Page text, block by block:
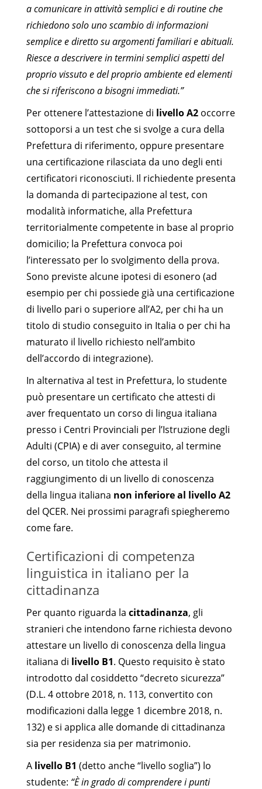
a comunicare in attività semplici e di routine che
richiedono solo uno scambio di informazioni
semplice e diretto su argomenti familiari e abituali.
Riesce a descrivere in termini semplici aspetti del
proprio vissuto e del proprio ambiente ed elementi
che si riferiscono a bisogni immediati.”
Per ottenere l’attestazione di livello A2 occorre
sottoporsi a un test che si svolge a cura della
Prefettura di riferimento, oppure presentare
una certificazione rilasciata da uno degli enti
certificatori riconosciuti. Il richiedente presenta
la domanda di partecipazione al test, con
modalità informatiche, alla Prefettura
territorialmente competente in base al proprio
domicilio; la Prefettura convoca poi
l’interessato per lo svolgimento della prova.
Sono previste alcune ipotesi di esonero (ad
esempio per chi possiede già una certificazione
di livello pari o superiore all’A2, per chi ha un
titolo di studio conseguito in Italia o per chi ha
maturato il livello richiesto nell’ambito
dell’accordo di integrazione).
In alternativa al test in Prefettura, lo studente
può presentare un certificato che attesti di
aver frequentato un corso di lingua italiana
presso i Centri Provinciali per l’Istruzione degli
Adulti (CPIA) e di aver conseguito, al termine
del corso, un titolo che attesta il
raggiungimento di un livello di conoscenza
della lingua italiana non inferiore al livello A2
del QCER. Nei prossimi paragrafi spiegheremo
come fare.
Certificazioni di competenza
linguistica in italiano per la
cittadinanza
Per quanto riguarda la cittadinanza, gli
stranieri che intendono farne richiesta devono
attestare un livello di conoscenza della lingua
italiana di livello B1. Questo requisito è stato
introdotto dal cosiddetto “decreto sicurezza”
(D.L. 4 ottobre 2018, n. 113, convertito con
modificazioni dalla legge 1 dicembre 2018, n.
132) e si applica alle domande di cittadinanza
sia per residenza sia per matrimonio.
A livello B1 (detto anche “livello soglia”) lo
studente: “È in grado di comprendere i punti